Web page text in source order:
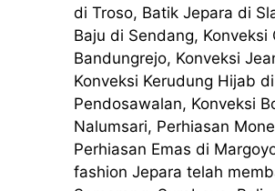
di Troso, Batik Jepara di
Baju di Sendang, Konveksi
Bandungrejo, Konveksi
Konveksi Kerudung Hijab di
Pendosawalan, Konveksi
Nalumsari, Perhiasan
Perhiasan Emas di
fashion Jepara telah